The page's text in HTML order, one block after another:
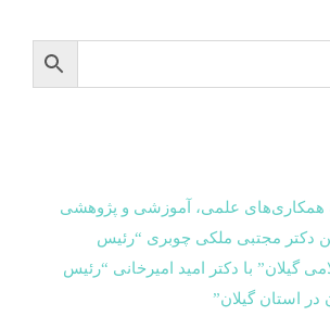
همکاری‌های علمی، آموزشی و پژوهشی
دکتر مجتبی ملکی چوبری “رئیس
گیلان” با دکتر امید امیرخانی “رئیس
در استان گیلان”